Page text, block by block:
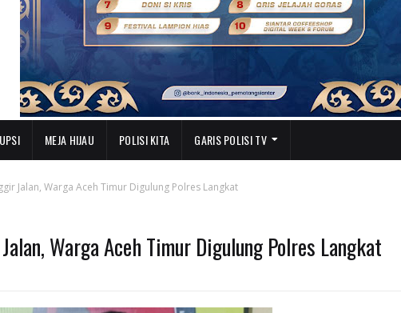
MEJA HIJAU POLISI KITA GARIS POLISI TV
Jalan, Warga Aceh Timur Digulung Polres Langkat
Warga Aceh Timur Digulung Polres Langkat